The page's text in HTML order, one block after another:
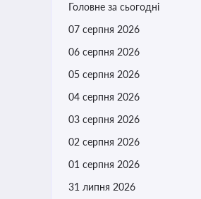
Головне за сьогодні
07 серпня 2026
06 серпня 2026
05 серпня 2026
04 серпня 2026
03 серпня 2026
02 серпня 2026
01 серпня 2026
31 липня 2026